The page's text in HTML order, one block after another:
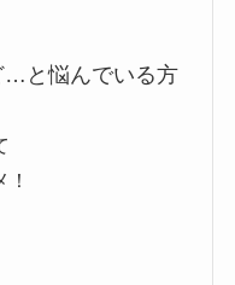
…と悩んでいる方